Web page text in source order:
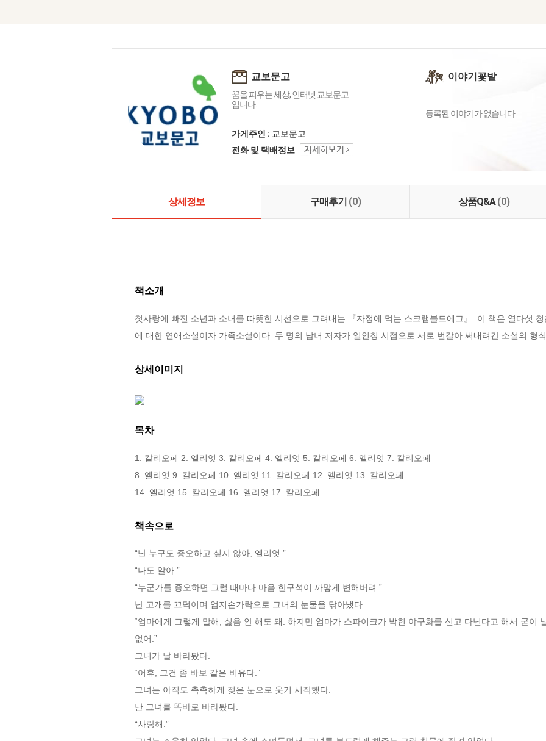
교보문고
꿈을 피우는 세상, 인터넷 교보문고
입니다.
가게주인 : 교보문고
전화 및 택배정보
이야기꽃밭
등록된 이야기가 없습니다.
상세정보 구매후기 (0) 상품Q&A(0)
책소개
첫사랑에 빠진 소년과 소녀를 따뜻한 시선으로 그려내는 『자정에 먹는 스크램블드에그』. 이 책은 열다섯
에 대한 연애소설이자 가족소설이다. 두 명의 남녀 저자가 일인칭 시점으로 서로 번갈아 써내려간 소설의 형
상세이미지
목차
1. 칼리오페 2. 엘리엇 3. 칼리오페 4. 엘리엇 5. 칼리오페 6. 엘리엇 7. 칼리오페
8. 엘리엇 9. 칼리오페 10. 엘리엇 11. 칼리오페 12. 엘리엇 13. 칼리오페
14. 엘리엇 15. 칼리오페 16. 엘리엇 17. 칼리오페
책속으로
“난 누구도 증오하고 싶지 않아, 엘리엇.”
“나도 알아.”
“누군가를 증오하면 그럴 때마다 마음 한구석이 까맣게 변해버려.”
난 고개를 끄덕이며 엄지손가락으로 그녀의 눈물을 닦아냈다.
“엄마에게 그렇게 말해, 싫음 안 해도 돼. 하지만 엄마가 스파이크가 박힌 야구화를 신고 다닌다고 해서 굳이
없어.”
그녀가 날 바라봤다.
“어휴, 그건 좀 바보 같은 비유다.”
그녀는 아직도 촉촉하게 젖은 눈으로 웃기 시작했다.
난 그녀를 똑바로 바라봤다.
“사랑해.”